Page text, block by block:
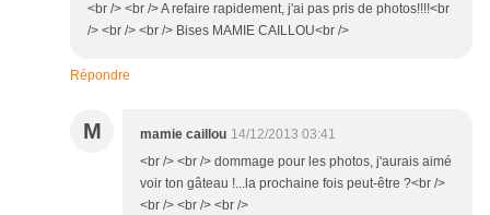
<br /> <br /> A refaire rapidement, j'ai pas pris de photos!!!!<br
/> <br /> <br /> Bises MAMIE CAILLOU<br />
Répondre
M mamie caillou 14/12/2013 03:41
<br /> <br /> dommage pour les photos, j'aurais aimé
voir ton gâteau !...la prochaine fois peut-être ?<br />
<br /> <br /> <br />